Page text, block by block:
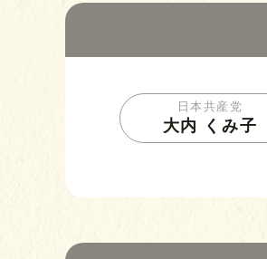
日本共産党
大内 くみ子